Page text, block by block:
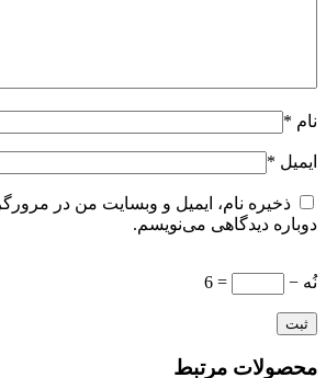
نام *
ایمیل *
ذخیره نام، ایمیل و وبسایت من در
دوباره دیدگاهی می‌نویسم.
نُه − = 6
محصولات مرتبط